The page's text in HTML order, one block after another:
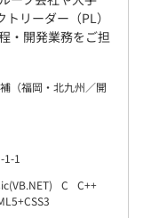
リーダー（PL）
・開発業務をご担
（福岡・北九州／開
1-1
C
C++